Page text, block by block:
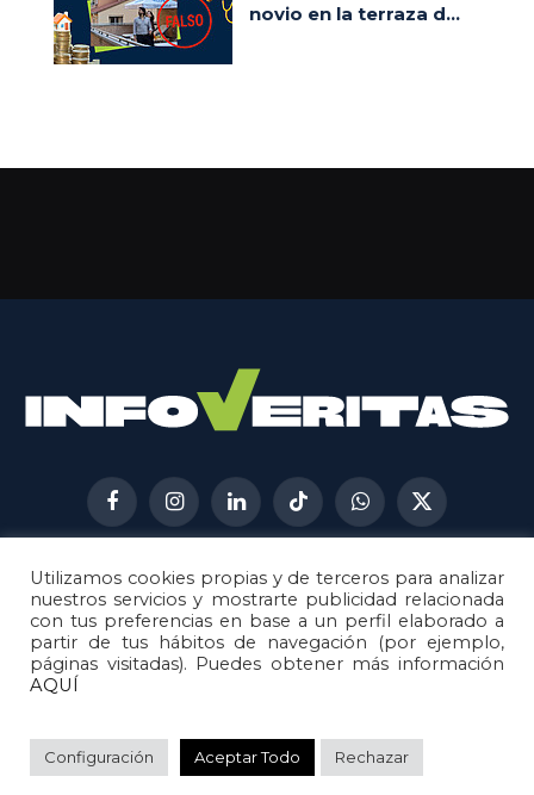
novio en la terraza d...
FacebookInstagramLinkedInTikTokWhatsApp
X
(Twitter)
AVISO LEGAL
METODOLOGÍA
POLÍTICA DE COOKIES
POLÍTICA DE CORRECCIONES
© 2026Metech. Todos los derechos reservados.
Utilizamos cookies propias y de terceros para analizar
nuestros servicios y mostrarte publicidad relacionada
con tus preferencias en base a un perfil elaborado a
partir de tus hábitos de navegación (por ejemplo,
páginas visitadas). Puedes obtener más información
AQUÍ
Configuración Aceptar Todo Rechazar